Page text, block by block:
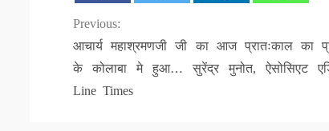
Continue
Reading
Previous:
आचार्य महाश्रमणजी जी का आज प्रातःकाल का
के कोलाबा मे हुआ… सुरेंद्र मुनोत, ऐसोसिएट
Line Times